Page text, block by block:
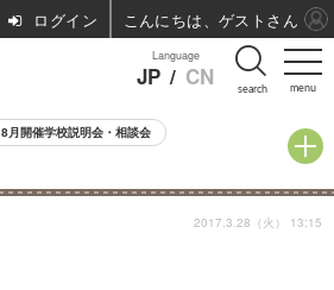
menu
Language
JP / CN search
8月開催学校説明会・相談会
2017.3.28（火） 13:15
ログイン こんにちは、ゲストさん